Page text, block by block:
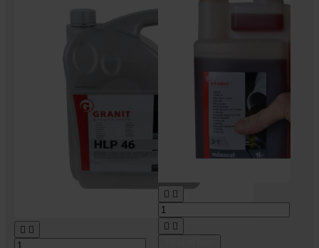
 
 
 